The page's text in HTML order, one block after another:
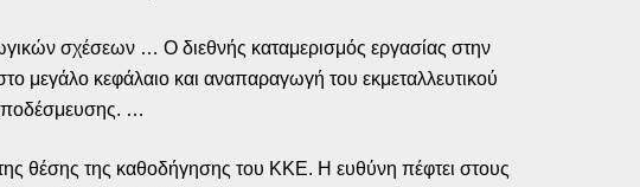
σχέσεων … Ο διεθνής καταμερισμός εργασίας στην
μεγάλο κεφάλαιο και αναπαραγωγή του εκμεταλλευτικού
…
της θέσης της καθοδήγησης του ΚΚΕ. Η ευθύνη πέφτει στους